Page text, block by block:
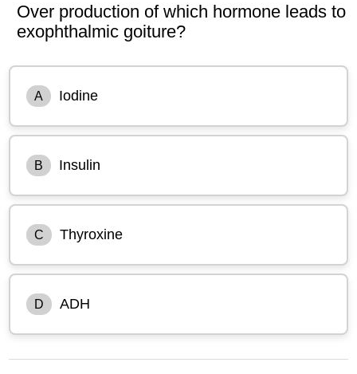
Over production of which hormone leads to
exophthalmic goiture?
A Iodine
B Insulin
C Thyroxine
D ADH